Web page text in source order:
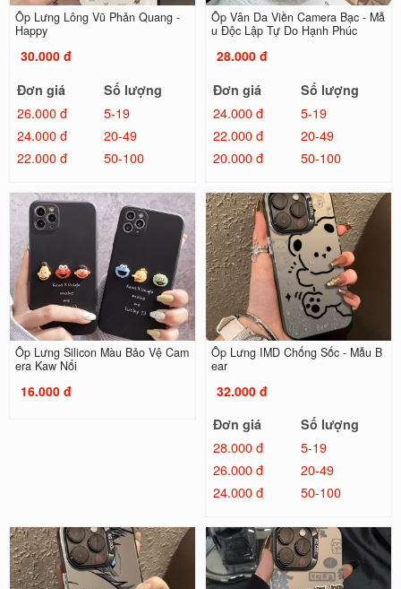
Ốp Lưng Lông Vũ Phản Quang -
Happy
30.000 đ
Đơn giá
Số lượng
26.000 đ
5-19
24.000 đ
20-49
22.000 đ
50-100
Ốp Vân Da Viền Camera Bạc - Mẫ
u Độc Lập Tự Do Hạnh Phúc
28.000 đ
Đơn giá
Số lượng
24.000 đ
5-19
22.000 đ
20-49
20.000 đ
50-100
Ốp Lưng Silicon Màu Bảo Vệ Cam
era Kaw Nổi
16.000 đ
Ốp Lưng IMD Chống Sốc - Mẫu B
ear
32.000 đ
Đơn giá
Số lượng
28.000 đ
5-19
26.000 đ
20-49
24.000 đ
50-100